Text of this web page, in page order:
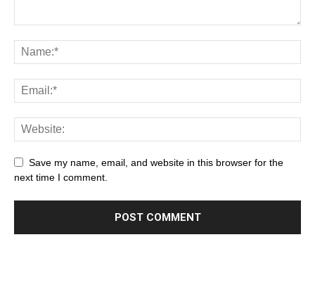
Save my name, email, and website in this browser for the
next time I comment.